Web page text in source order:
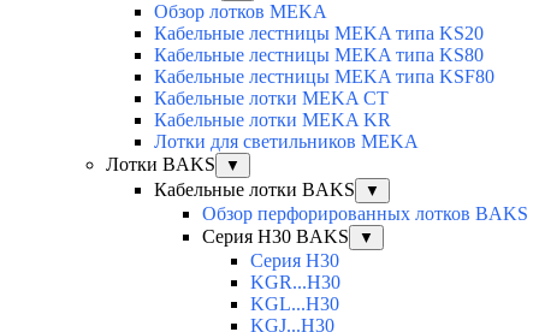
Обзор лотков MEKA
Кабельные лестницы MEKA типа KS20
Кабельные лестницы MEKA типа KS80
Кабельные лестницы MEKA типа KSF80
Кабельные лотки MEKA CT
Кабельные лотки MEKA KR
Лотки для светильников MEKA
Лотки BAKS
▼
Кабельные лотки BAKS ▼
Обзор перфорированных лотков BAKS
Серия H30 BAKS
▼
Серия H30
KGR...H30
KGL...H30
KGJ...H30